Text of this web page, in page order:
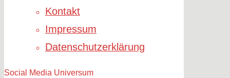
Kontakt
Impressum
Datenschutzerklärung
Social Media Universum